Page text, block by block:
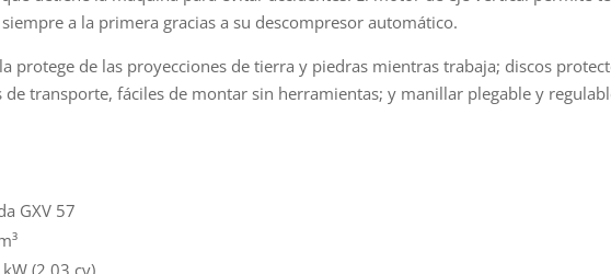
a la primera gracias a su descompresor automático.
protege de las proyecciones de tierra y piedras mientras trabaja; discos
transporte, fáciles de montar sin herramientas; y manillar plegable y
GXV 57
(2,03 cv)